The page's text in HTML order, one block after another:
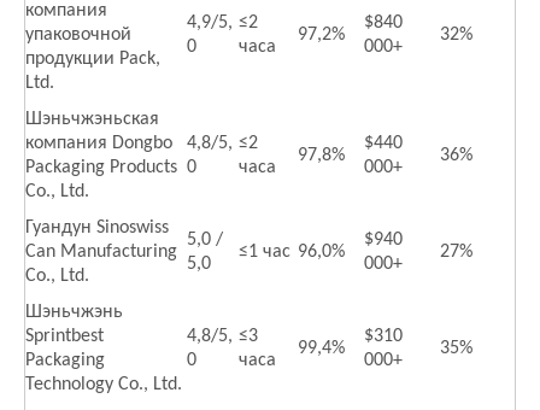
компания
упаковочной
продукции Pack,
Ltd.
4,9/5,
0
≤2
часа
97,2%
$840
000+
32%
Шэньчжэньская
компания Dongbo
Packaging Products
Co., Ltd.
4,8/5,
0
≤2
часа
97,8%
$440
000+
36%
Гуандун Sinoswiss
Can Manufacturing
Co., Ltd.
5,0 /
5,0
≤1 час 96,0%
$940
000+
27%
Шэньчжэнь
Sprintbest
Packaging
Technology Co., Ltd.
4,8/5,
0
≤3
часа
99,4%
$310
000+
35%